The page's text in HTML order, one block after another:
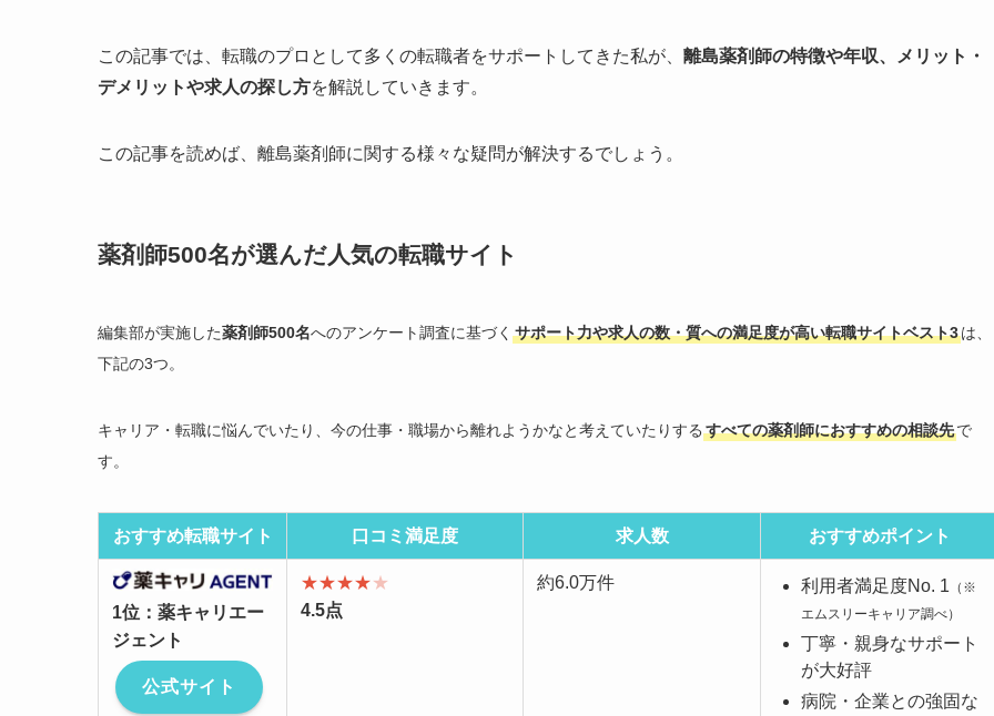
この記事では、転職のプロとして多くの転職者をサポートしてきた私が、 離島薬剤師の特徴や年収、メリット・
デメリットや求人の探し方を解説していきます。
この記事を読めば、離島薬剤師に関する様々な疑問が解決するでしょう。
薬剤師500名が選んだ人気の転職サイト
編集部が実施した薬剤師500名へのアンケート調査に基づく サポート力や求人の数・質への満足度が高い転職サイトベスト3は、
下記の3つ。
キャリア・転職に悩んでいたり、今の仕事・職場から離れようかなと考えていたりする すべての薬剤師におすすめの相談先で
す。
おすすめ転職サイト 口コミ満足度 求人数 おすすめポイント
1位：薬キャリエー
ジェント
公式サイト
★★★★★
4.5点
約6.0万件 利用者満足度No. 1 （※
エムスリーキャリア調べ）
丁寧・親身なサポート
が大好評
病院・企業との強固な